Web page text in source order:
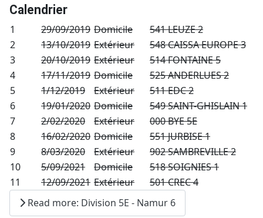
Calendrier
1 29/09/2019 Domicile
541 LEUZE 2
2
13/10/2019 Extérieur
548 CAISSA EUROPE 3
3
20/10/2019 Extérieur
514 FONTAINE 5
4
17/11/2019 Domicile
525 ANDERLUES 2
5
1/12/2019 Extérieur
511 EDC 2
6
19/01/2020 Domicile
549 SAINT-GHISLAIN 1
7
2/02/2020 Extérieur
000 BYE 5E
8
16/02/2020 Domicile
551 JURBISE 1
9
8/03/2020 Extérieur
902 SAMBREVILLE 2
10
5/09/2021 Domicile
518 SOIGNIES 1
11
12/09/2021 Extérieur
501 CREC 4
Read more: Division 5E - Namur 6